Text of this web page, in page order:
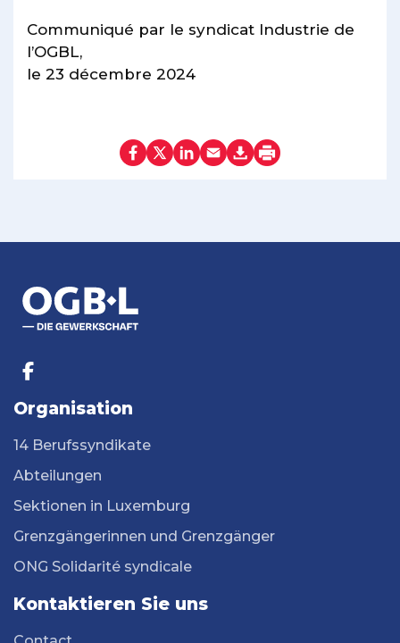
Communiqué par le syndicat Industrie de
l’OGBL,
le 23 décembre 2024
Organisation
14 Berufssyndikate
Abteilungen
Sektionen in Luxemburg
Grenzgängerinnen und Grenzgänger
ONG Solidarité syndicale
Kontaktieren Sie uns